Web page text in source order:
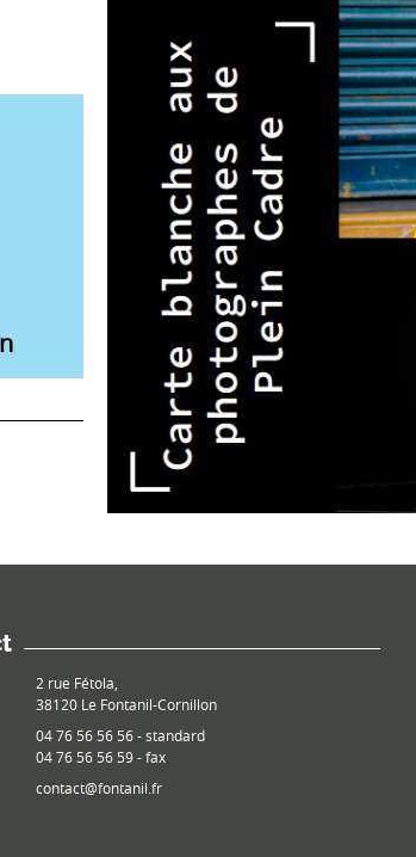
2 rue Fétola,
38120 Le Fontanil-Cornillon
04 76 56 56 56 - standard
04 76 56 56 59 - fax
contact@fontanil.fr